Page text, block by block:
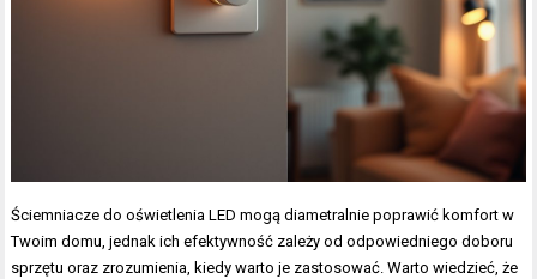
Ściemniacze do oświetlenia LED mogą diametralnie poprawić komfort w
Twoim domu, jednak ich efektywność zależy od odpowiedniego doboru
sprzętu oraz zrozumienia, kiedy warto je zastosować. Warto wiedzieć, że